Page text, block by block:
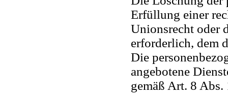
Erfüllung einer
Unionsrecht oder
erforderlich, dem
Die
angebotene
gemäß Art. 8